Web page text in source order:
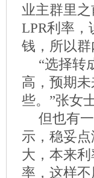
业主群里
LPR利率，
钱，所以
“选择转
高，预期
些。”张女
但也有
示，稳妥
大，本来
率，这样